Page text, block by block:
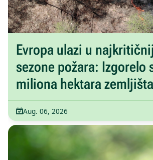
Evropa ulazi u
sezone požara: Izgorelo
miliona hektara zemljišta
Aug. 06, 2026